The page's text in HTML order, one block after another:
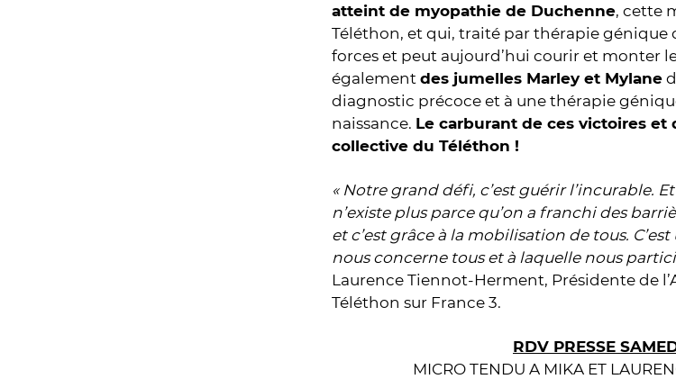
atteint de myopathie de Duchenne, cette
Téléthon, et qui, traité par thérapie génique
forces et peut aujourd’hui courir et monter
également des jumelles Marley et Mylane
diagnostic précoce et à une thérapie
naissance. Le carburant de ces victoires et
collective du Téléthon !
« Notre grand défi, c’est guérir l’incurable.
n’existe plus parce qu’on a franchi des
et c’est grâce à la mobilisation de tous.
nous concerne tous et à laquelle nous
Laurence Tiennot-Herment, Présidente de
Téléthon sur France 3.
RDV PRESSE
MICRO TENDU A MIKA ET